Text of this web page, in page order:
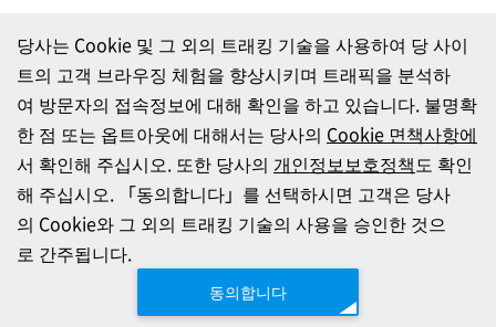
당사는 Cookie 및 그 외의 트래킹 기술을 사용하여 당 사이
트의 고객 브라우징 체험을 향상시키며 트래픽을 분석하
여 방문자의 접속정보에 대해 확인을 하고 있습니다. 불명확
한 점 또는 옵트아웃에 대해서는 당사의 Cookie 면책사항에
서 확인해 주십시오. 또한 당사의 개인정보보호정책도 확인
해 주십시오. 「동의합니다」를 선택하시면 고객은 당사
의 Cookie와 그 외의 트래킹 기술의 사용을 승인한 것으
로 간주됩니다.
동의합니다